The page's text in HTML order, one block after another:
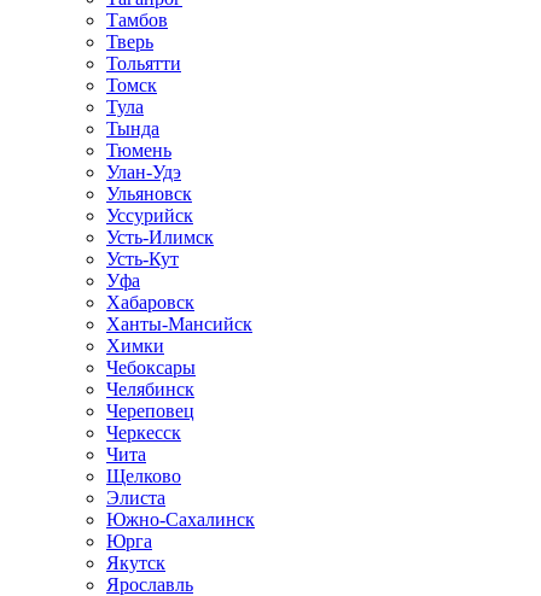
Тамбов
Тверь
Тольятти
Томск
Тула
Тында
Тюмень
Улан-Удэ
Ульяновск
Уссурийск
Усть-Илимск
Усть-Кут
Уфа
Хабаровск
Ханты-Мансийск
Химки
Чебоксары
Челябинск
Череповец
Черкесск
Чита
Щелково
Элиста
Южно-Сахалинск
Юрга
Якутск
Ярославль